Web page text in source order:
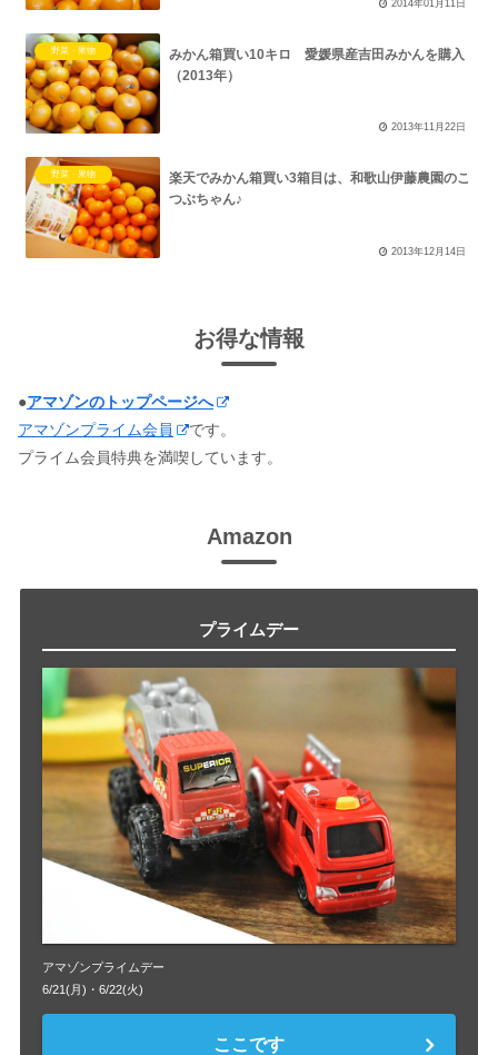
2014年01月11日
野菜・果物
みかん箱買い10キロ 愛媛県産吉田みかんを購入
（2013年）
2013年11月22日
野菜・果物
楽天でみかん箱買い3箱目は、和歌山伊藤農園のこ
つぶちゃん♪
2013年12月14日
お得な情報
●アマゾンのトップページへ
アマゾンプライム会員
です。
プライム会員特典を満喫しています。
Amazon
プライムデー
アマゾンプライムデー
6/21(月)・6/22(火)
ここです